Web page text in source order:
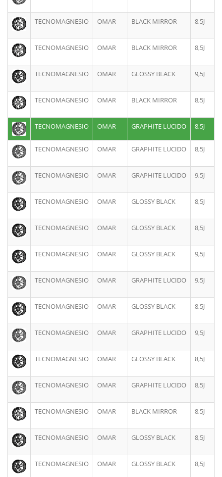
TECNOMAGNESIO OMAR BLACK MIRROR 8,5J
TECNOMAGNESIO OMAR BLACK MIRROR 8,5J
TECNOMAGNESIO OMAR GLOSSY BLACK 9,5J
TECNOMAGNESIO OMAR BLACK MIRROR 8,5J
TECNOMAGNESIO OMAR GRAPHITE LUCIDO 8,5J
TECNOMAGNESIO OMAR GRAPHITE LUCIDO 8,5J
TECNOMAGNESIO OMAR GRAPHITE LUCIDO 9,5J
TECNOMAGNESIO OMAR GLOSSY BLACK 8,5J
TECNOMAGNESIO OMAR GLOSSY BLACK 8,5J
TECNOMAGNESIO OMAR GLOSSY BLACK 9,5J
TECNOMAGNESIO OMAR GRAPHITE LUCIDO 9,5J
TECNOMAGNESIO OMAR GLOSSY BLACK 8,5J
TECNOMAGNESIO OMAR GRAPHITE LUCIDO 9,5J
TECNOMAGNESIO OMAR GLOSSY BLACK 8,5J
TECNOMAGNESIO OMAR GRAPHITE LUCIDO 8,5J
TECNOMAGNESIO OMAR BLACK MIRROR 8,5J
TECNOMAGNESIO OMAR GLOSSY BLACK 8,5J
TECNOMAGNESIO OMAR GLOSSY BLACK 8,5J